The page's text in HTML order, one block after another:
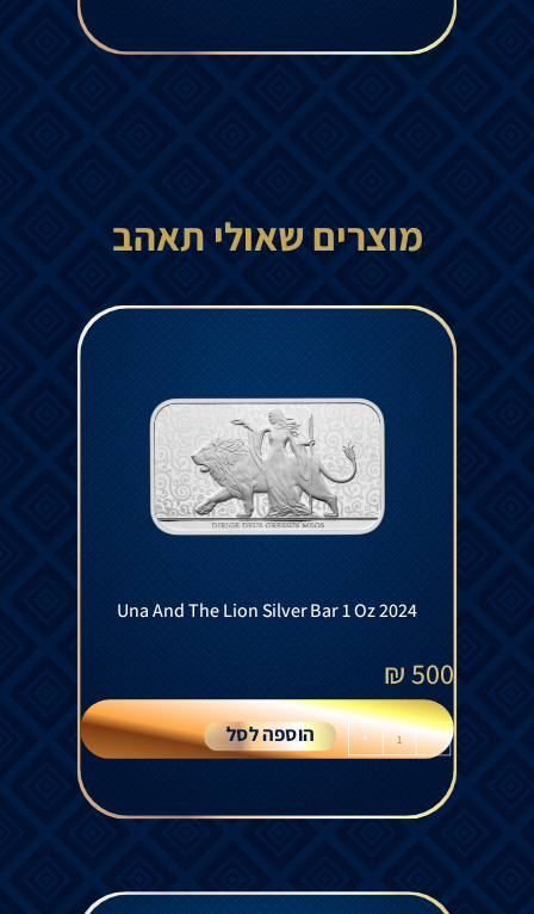
מוצרים שאולי תאהב
Una And The Lion Silver Bar 1 Oz 2024
500
₪
-
+ הוספה לסל